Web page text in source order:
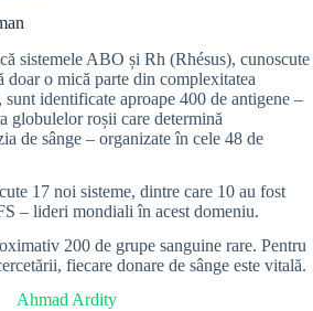
sistemele ABO și Rh (Rhésus), cunoscute
o mică parte din complexitatea
identificate aproape 400 de antigene –
globulelor roșii care determină
de sânge – organizate în cele 48 de
17 noi sisteme, dintre care 10 au fost
– lideri mondiali în acest domeniu.
200 de grupe sanguine rare. Pentru
fiecare donare de sânge este vitală.
Ahmad Ardity